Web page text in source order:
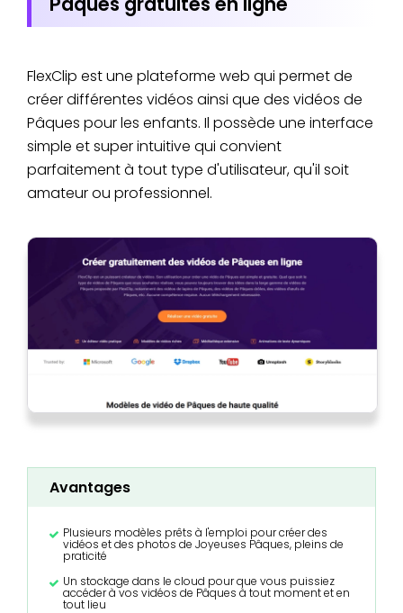
FlexClip est une plateforme web qui permet de
créer différentes vidéos ainsi que des vidéos de
Pâques pour les enfants. Il possède une interface
simple et super intuitive qui convient
parfaitement à tout type d'utilisateur, qu'il soit
amateur ou professionnel.
Avantages
Plusieurs modèles prêts à l'emploi pour créer des
vidéos et des photos de Joyeuses Pâques, pleins de
praticité
Un stockage dans le cloud pour que vous puissiez
accéder à vos vidéos de Pâques à tout moment et en
tout lieu